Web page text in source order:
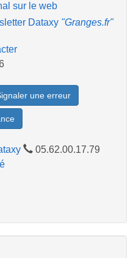
sur le web
Dataxy "Granges.fr"
une erreur
05.62.00.17.79